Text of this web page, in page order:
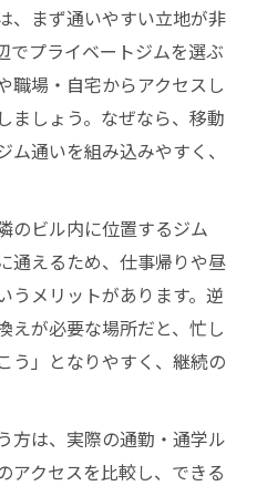
、まず通いやすい立地が非
でプライベートジムを選ぶ
職場・自宅からアクセスし
ましょう。なぜなら、移動
通いを組み込みやすく、
のビル内に位置するジム
通えるため、仕事帰りや昼
うメリットがあります。逆
えが必要な場所だと、忙し
う」となりやすく、継続の
方は、実際の通勤・通学ル
アクセスを比較し、できる